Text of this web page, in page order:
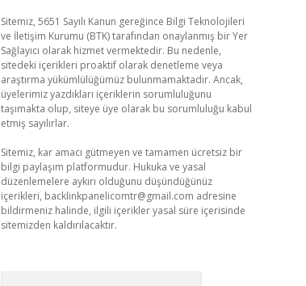
Sitemiz, 5651 Sayılı Kanun gereğince Bilgi Teknolojileri
ve İletişim Kurumu (BTK) tarafından onaylanmış bir Yer
Sağlayıcı olarak hizmet vermektedir. Bu nedenle,
sitedeki içerikleri proaktif olarak denetleme veya
araştırma yükümlülüğümüz bulunmamaktadır. Ancak,
üyelerimiz yazdıkları içeriklerin sorumluluğunu
taşımakta olup, siteye üye olarak bu sorumluluğu kabul
etmiş sayılırlar.
Sitemiz, kar amacı gütmeyen ve tamamen ücretsiz bir
bilgi paylaşım platformudur. Hukuka ve yasal
düzenlemelere aykırı olduğunu düşündüğünüz
içerikleri, backlinkpanelicomtr@gmail.com adresine
bildirmeniz halinde, ilgili içerikler yasal süre içerisinde
sitemizden kaldırılacaktır.